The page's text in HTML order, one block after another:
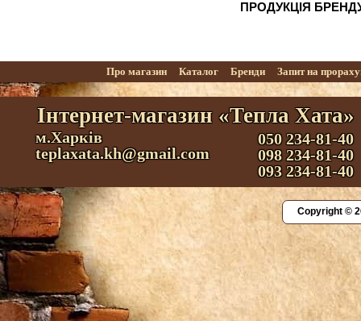
ПРОДУКЦІЯ БРЕНДУ
Про магазин Каталог Бренди Запит на
Інтернет-магазин «Тепла Хата»
м.Харків
teplaxata.kh@gmail.com
050 234-81-40
098 234-81-40
093 234-81-40
Copyright ©